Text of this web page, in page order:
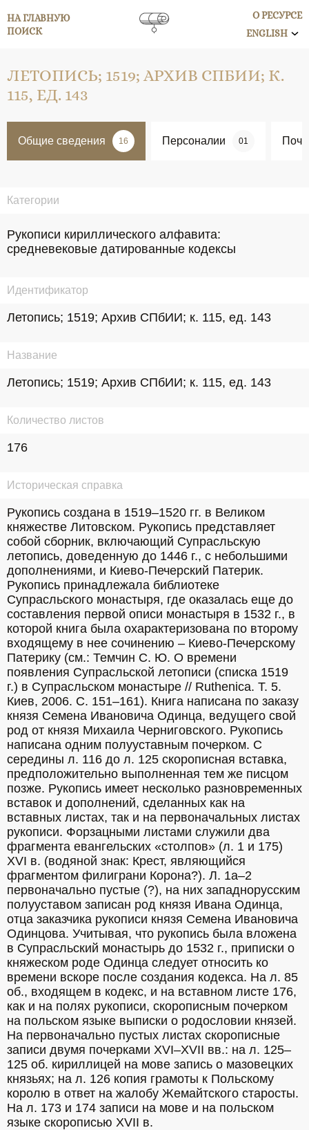
НА ГЛАВНУЮ
ПОИСК
О РЕСУРСЕ
ENGLISH
ЛЕТОПИСЬ; 1519; АРХИВ СПБИИ; К.
115, ЕД. 143
Общие сведения 16 Персоналии 01
Категории
Рукописи кириллического алфавита:
средневековые датированные кодексы
Идентификатор
Летопись; 1519; Архив СПбИИ; к. 115, ед. 143
Название
Летопись; 1519; Архив СПбИИ; к. 115, ед. 143
Количество листов
176
Историческая справка
Рукопись создана в 1519–1520 гг. в Великом
княжестве Литовском. Рукопись представляет
собой сборник, включающий Супрасльскую
летопись, доведенную до 1446 г., с небольшими
дополнениями, и Киево-Печерский Патерик.
Рукопись принадлежала библиотеке
Супрасльского монастыря, где оказалась еще до
составления первой описи монастыря в 1532 г., в
которой книга была охарактеризована по второму
входящему в нее сочинению – Киево-Печерскому
Патерику (см.: Темчин С. Ю. О времени
появления Супрасльской летописи (списка 1519
г.) в Супрасльском монастыре // Ruthenica. T. 5.
Киев, 2006. С. 151–161). Книга написана по заказу
князя Семена Ивановича Одинца, ведущего свой
род от князя Михаила Черниговского. Рукопись
написана одним полууставным почерком. С
середины л. 116 до л. 125 скорописная вставка,
предположительно выполненная тем же писцом
позже. Рукопись имеет несколько разновременных
вставок и дополнений, сделанных как на
вставных листах, так и на первоначальных листах
рукописи. Форзацными листами служили два
фрагмента евангельских «столпов» (л. 1 и 175)
XVI в. (водяной знак: Крест, являющийся
фрагментом филиграни Корона?). Л. 1а–2
первоначально пустые (?), на них западнорусским
полууставом записан род князя Ивана Одинца,
отца заказчика рукописи князя Семена Ивановича
Одинцова. Учитывая, что рукопись была вложена
в Супрасльский монастырь до 1532 г., приписки о
княжеском роде Одинца следует относить ко
времени вскоре после создания кодекса. На л. 85
об., входящем в кодекс, и на вставном листе 176,
как и на полях рукописи, скорописным почерком
на польском языке выписки о родословии князей.
На первоначально пустых листах скорописные
записи двумя почерками XVI–XVII вв.: на л. 125–
125 об. кириллицей на мове запись о мазовецких
князьях; на л. 126 копия грамоты к Польскому
королю в ответ на жалобу Жемайтского старосты.
На л. 173 и 174 записи на мове и на польском
языке скорописью XVII в.